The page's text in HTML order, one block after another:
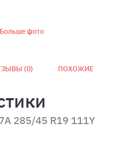
Больше фото
(0) ПОХОЖИЕ
285/45 R19 111Y